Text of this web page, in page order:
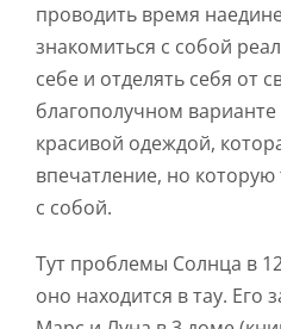
проводить время
знакомиться с собой
себе и отделять себя от
благополучном варианте
красивой одеждой,
впечатление, но
с собой.
Тут проблемы Солнца в
оно находится в тау. Его